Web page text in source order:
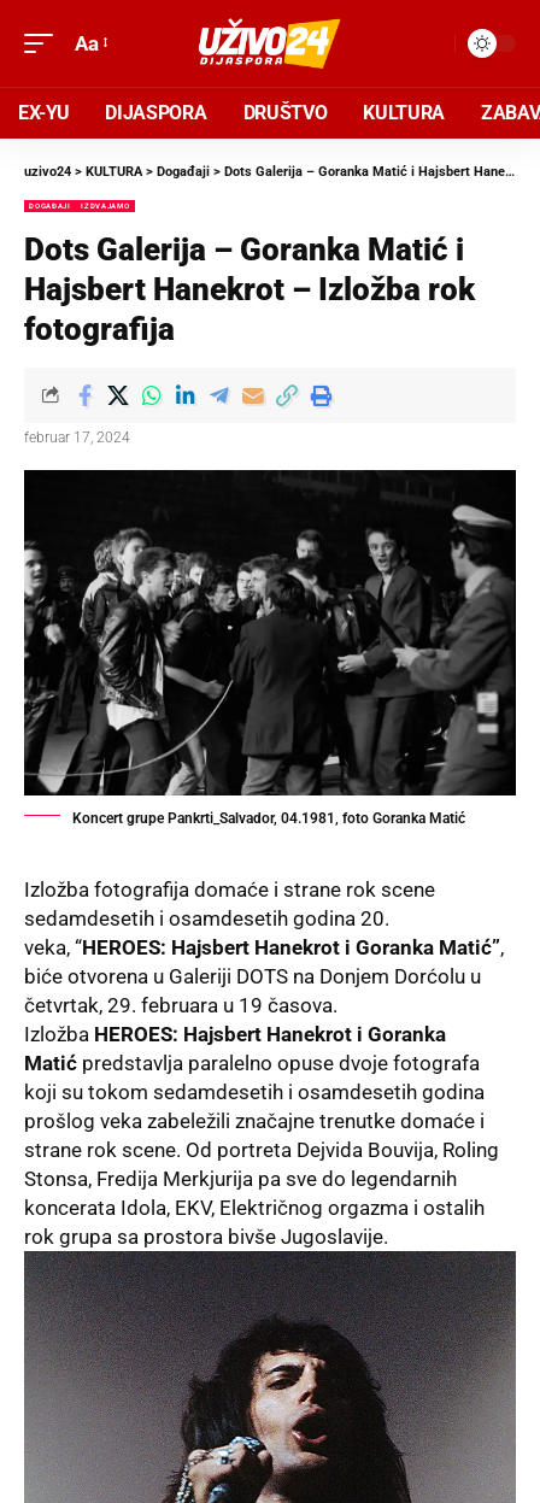
Aa
EX-YU DIJASPORA DRUŠTVO KULTURA
uzivo24 > KULTURA> Događaji > Dots Galerija – Goranka Matić i Hajsbert Hanekrot – Izložba rok fotografija
DOGAĐAJI IZDVAJAMO
Dots Galerija – Goranka Matić i
Hajsbert Hanekrot – Izložba rok
fotografija
februar 17, 2024
Koncert grupe Pankrti_Salvador, 04.1981, foto Goranka Matić
Izložba fotografija domaće i strane rok scene
sedamdesetih i osamdesetih godina 20.
veka, “HEROES: Hajsbert Hanekrot i Goranka Matić”,
biće otvorena u Galeriji DOTS na Donjem Dorćolu u
četvrtak, 29. februara u 19 časova.
Izložba HEROES: Hajsbert Hanekrot i Goranka
Matić predstavlja paralelno opuse dvoje fotografa
koji su tokom sedamdesetih i osamdesetih godina
prošlog veka zabeležili značajne trenutke domaće i
strane rok scene. Od portreta Dejvida Bouvija, Roling
Stonsa, Fredija Merkjurija pa sve do legendarnih
koncerata Idola, EKV, Električnog orgazma i ostalih
rok grupa sa prostora bivše Jugoslavije.